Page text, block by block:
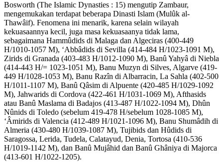
Bosworth (The Islamic Dynasties : 15) mengutip Zambaur,
mengemukakan terdapat beberapa Dinasti Islam (Mulûk al-
Thawâif). Fenomena ini menarik, karena selain wilayah
kekuasaannya kecil, juga masa kekuasaanya tidak lama,
sebagaimana Hammûdids di Malaga dan Algeciras (400-449
H/1010-1057 M), ‘Abbâdids di Sevilla (414-484 H/1023-1091 M),
Zirids di Granada (403-483 H/1012-1090 M), Banû Yahyâ di Niebla
(414-443 H/= 1023-1051 M), Banu Muzyn di Silves, Algarve (419-
449 H/1028-1053 M), Banu Razîn di Albarracin, La Sahla (402-500
H/1011-1107 M), Banû Qâsim di Alpuente (420-485 H/1029-1092
M), Jahwarids di Cordova (422-461 H/1031-1069 M), Afthasids
atau Banû Maslama di Badajos (413-487 H/1022-1094 M), Dhûn
Nûnids di Toledo (sebelum 419-478 H/sebelum 1028-1085 M),
‘Âmirids di Valencia (412-489 H/1021-1096 M), Banu Shumâdih di
Almeria (430-480 H/1039-1087 M), Tujibids dan Hûdids di
Saragossa, Lerida, Tudela, Calatayud, Denia, Tortosa (410-536
H/1019-1142 M), dan Banû Mujâhid dan Banû Ghâniya di Majorca
(413-601 H/1022-1205).